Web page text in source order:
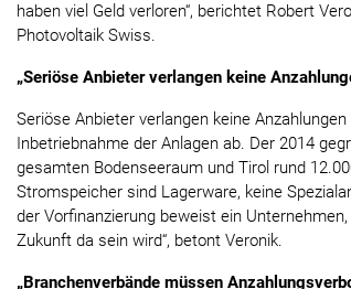
haben viel Geld verloren“, berichtet Robert
Photovoltaik Swiss.
„Seriöse Anbieter verlangen keine
Seriöse Anbieter verlangen keine
Inbetriebnahme der Anlagen ab. Der 2014
gesamten Bodenseeraum und Tirol rund
Stromspeicher sind Lagerware, keine
der Vorfinanzierung beweist ein
Zukunft da sein wird“, betont Veronik.
„Branchenverbände müssen